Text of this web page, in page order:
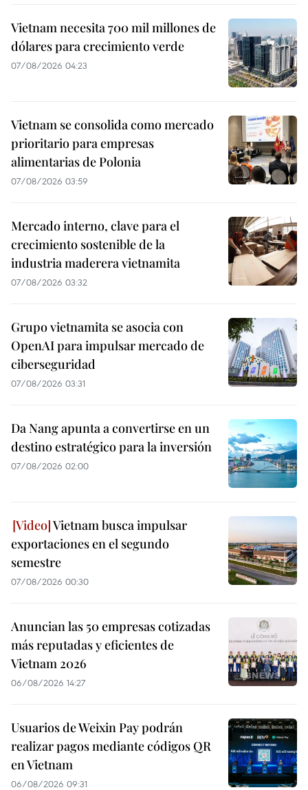
Vietnam necesita 700 mil millones de
dólares para crecimiento verde
07/08/2026 04:23
Vietnam se consolida como mercado
prioritario para empresas
alimentarias de Polonia
07/08/2026 03:59
Mercado interno, clave para el
crecimiento sostenible de la
industria maderera vietnamita
07/08/2026 03:32
Grupo vietnamita se asocia con
OpenAI para impulsar mercado de
ciberseguridad
07/08/2026 03:31
Da Nang apunta a convertirse en un
destino estratégico para la inversión
07/08/2026 02:00
Vietnam busca impulsar
exportaciones en el segundo
semestre
07/08/2026 00:30
Anuncian las 50 empresas cotizadas
más reputadas y eficientes de
Vietnam 2026
06/08/2026 14:27
Usuarios de Weixin Pay podrán
realizar pagos mediante códigos QR
en Vietnam
06/08/2026 09:31